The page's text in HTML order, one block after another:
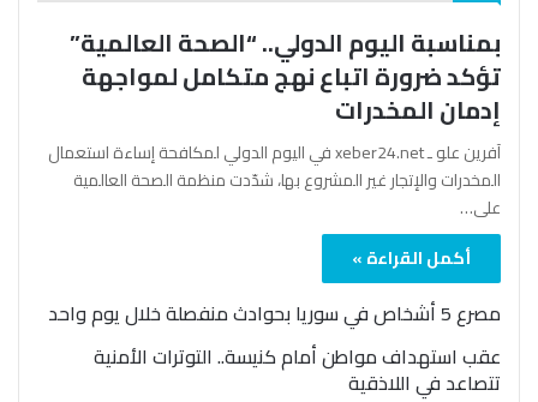
بمناسبة اليوم الدولي.. “الصحة العالمية”
تؤكد ضرورة اتباع نهج متكامل لمواجهة
إدمان المخدرات
آفرين علو ـ xeber24.net في اليوم الدولي لمكافحة إساءة استعمال
المخدرات والإتجار غير المشروع بها، شدّدت منظمة الصحة العالمية
على…
أكمل القراءة »
مصرع 5 أشخاص في سوريا بحوادث منفصلة خلال يوم واحد
عقب استهداف مواطن أمام كنيسة.. التوترات الأمنية
تتصاعد في اللاذقية